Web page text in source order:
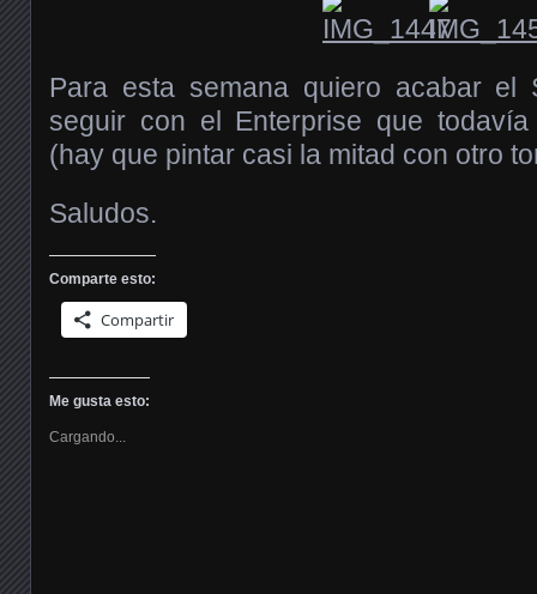
Para esta semana quiero acabar el
seguir con el Enterprise que
(hay que pintar casi la mitad con otro
Saludos.
Comparte esto:
Compartir
Me gusta esto:
Cargando...